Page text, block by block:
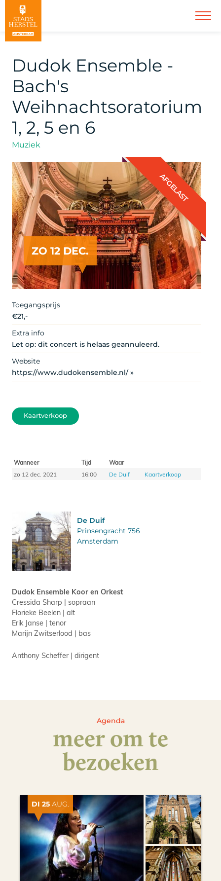
Dudok Ensemble -
Bach's
Weihnachtsoratorium
1, 2, 5 en 6
Muziek
ZO 12 DEC.
AFGELAST
Paasconcerten in De Duif en de Amstelkerk
Toegangsprijs
€21,-
Extra info
Let op: dit concert is helaas geannuleerd.
Website
https://www.dudokensemble.nl/ »
Kaartverkoop
Wanneer Tijd
Waar
zo 12 dec. 2021
16:00 De Duif Kaartverkoop
De Duif
Prinsengracht 756
Amsterdam
Dudok Ensemble Koor en Orkest
Cressida Sharp | sopraan
Florieke Beelen | alt
Erik Janse | tenor
Marijn Zwitserlood | bas
Anthony Scheffer | dirigent
Agenda
meer om te
bezoeken
DI 25 AUG.